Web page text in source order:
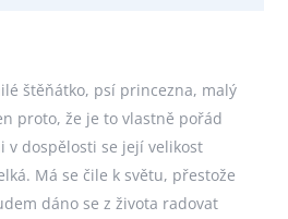
štěňátko, psí princezna, malý
proto, že je to vlastně pořád
v dospělosti se její velikost
Má se čile k světu, přestože
dáno se z života radovat